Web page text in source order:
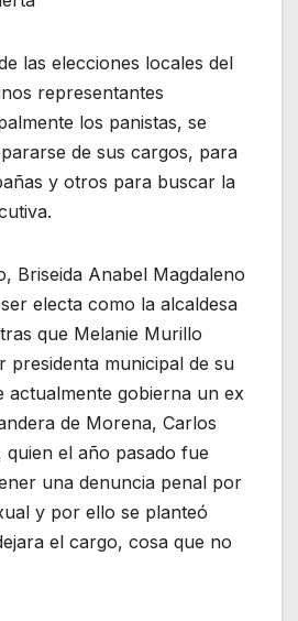
las elecciones locales del
representantes
los panistas, se
de sus cargos, para
y otros para buscar la
Briseida Anabel Magdaleno
electa como la alcaldesa
que Melanie Murillo
presidenta municipal de su
actualmente gobierna un ex
de Morena, Carlos
quien el año pasado fue
una denuncia penal por
y por ello se planteó
el cargo, cosa que no